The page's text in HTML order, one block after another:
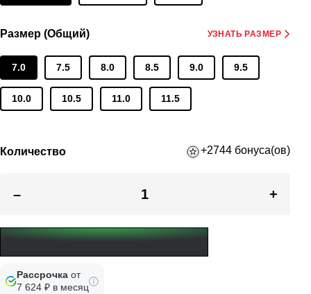
Размер (Общий) УЗНАТЬ РАЗМЕР
7.0 7.5 8.0 8.5 9.0 9.5
10.0 10.5 11.0 11.5
Количество +2744 бонуса(ов)
– +
Рассрочка от
7 624 ₽ в месяц